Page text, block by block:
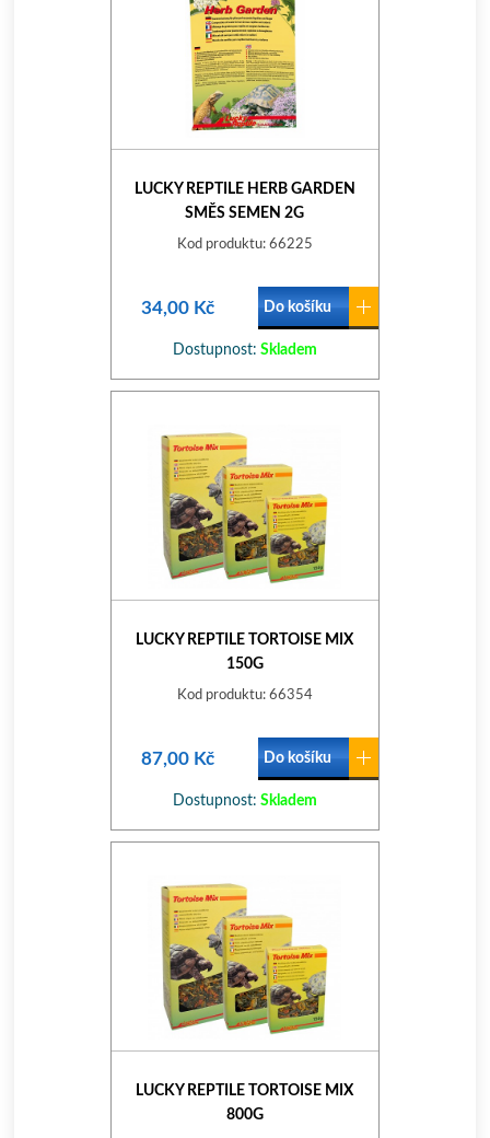
LUCKY REPTILE HERB GARDEN
SMĚS SEMEN 2G
Kod produktu: 66225
34,00 Kč Do košíku
Dostupnost: Skladem
LUCKY REPTILE TORTOISE MIX
150G
Kod produktu: 66354
87,00 Kč Do košíku
Dostupnost: Skladem
LUCKY REPTILE TORTOISE MIX
800G